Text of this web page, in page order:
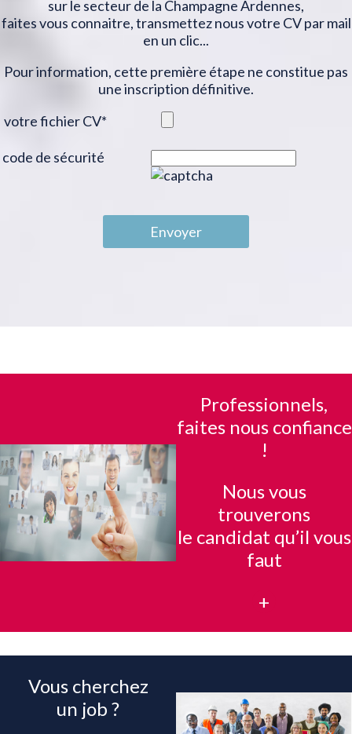
sur le secteur de la Champagne Ardennes,
faites vous connaitre, transmettez nous votre CV par mail
en un clic...
Pour information, cette première étape ne constitue pas
une inscription définitive.
votre fichier CV*
code de sécurité
Envoyer
Professionnels,
faites nous confiance
!
Nous vous
trouverons
le candidat qu’il vous
faut
+
Vous cherchez
un job ?